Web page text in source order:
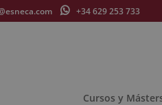
+34 629 253 733
Cursos y